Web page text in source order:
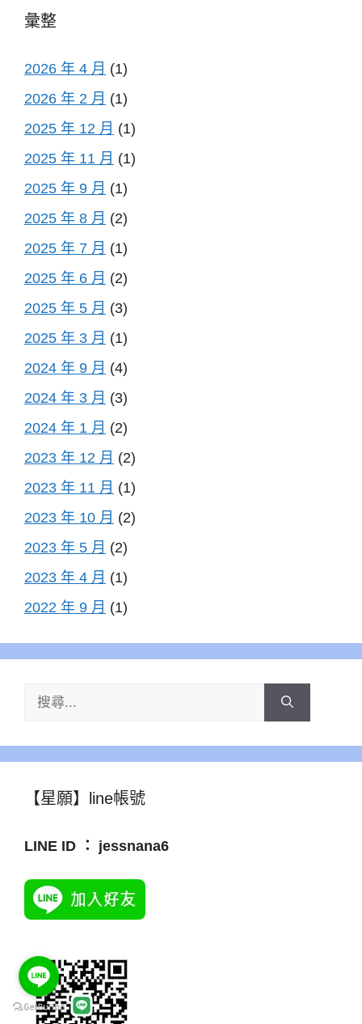
彙整
2026 年 4 月 (1)
2026 年 2 月 (1)
2025 年 12 月 (1)
2025 年 11 月 (1)
2025 年 9 月 (1)
2025 年 8 月 (2)
2025 年 7 月 (1)
2025 年 6 月 (2)
2025 年 5 月 (3)
2025 年 3 月 (1)
2024 年 9 月 (4)
2024 年 3 月 (3)
2024 年 1 月 (2)
2023 年 12 月 (2)
2023 年 11 月 (1)
2023 年 10 月 (2)
2023 年 5 月 (2)
2023 年 4 月 (1)
2022 年 9 月 (1)
【星願】line帳號
LINE ID ： jessnana6